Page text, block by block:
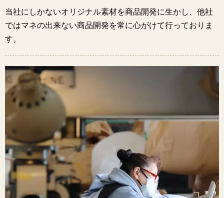
当社にしかないオリジナル素材を商品開発に生かし、他社
ではマネの出来ない商品開発を常に心がけて行っておりま
す。